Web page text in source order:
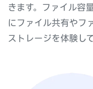
きます。ファイル容
にファイル共有やフ
ストレージを体験し